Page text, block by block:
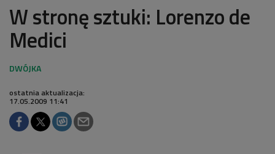
W stronę sztuki: Lorenzo de
Medici
ostatnia aktualizacja:
17.05.2009 11:41